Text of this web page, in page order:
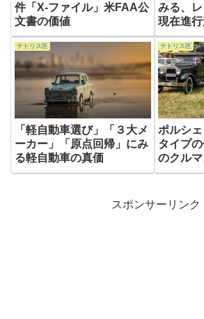
件「X-ファイル」米FAA公
文書の価値
みる、
現在進
テトリス区
「軽自動車選び」「３大メ
ーカー」「原点回帰」にみ
る軽自動車の真価
テトリス区
ポルシ
タイプ
のクルマ
スポンサーリンク